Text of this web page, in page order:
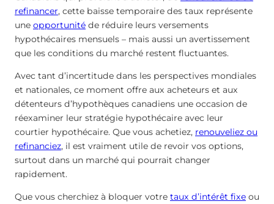
refinancer, cette baisse temporaire des taux représente
une opportunité de réduire leurs versements
hypothécaires mensuels – mais aussi un avertissement
que les conditions du marché restent fluctuantes.
Avec tant d’incertitude dans les perspectives mondiales
et nationales, ce moment offre aux acheteurs et aux
détenteurs d’hypothèques canadiens une occasion de
réexaminer leur stratégie hypothécaire avec leur
courtier hypothécaire. Que vous achetiez, renouveliez ou
refinanciez, il est vraiment utile de revoir vos options,
surtout dans un marché qui pourrait changer
rapidement.
Que vous cherchiez à bloquer votre taux d’intérêt fixe ou